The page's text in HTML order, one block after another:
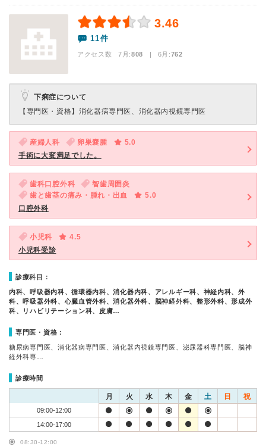
3.46
11件
アクセス数 7月:808 | 6月:762
下痢症について
【専門医・資格】 消化器病専門医、消化器内視鏡専門医
産婦人科 卵巣嚢腫
5.0
手術に大変満足でした。
歯科口腔外科
智歯周囲炎
歯と歯茎の痛み・腫れ・出血
5.0
口腔外科
小児科
4.5
小児科受診
診療科目：
内科、呼吸器内科、循環器内科、消化器内科、アレルギー科、神経内科、外
科、呼吸器外科、心臓血管外科、消化器外科、脳神経外科、整形外科、形成外
科、リハビリテーション科、皮膚…
専門医・資格：
糖尿病専門医、消化器病専門医、消化器内視鏡専門医、泌尿器科専門医、脳神
経外科専…
診療時間
月 火 水 木 金 土 日 祝
09:00-12:00
14:00-17:00
08:30-12:00